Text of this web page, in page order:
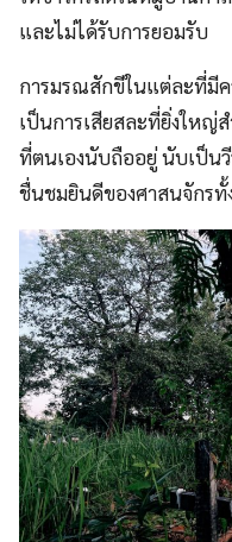
และไม่ได้รับการยอมรับ
การมรณสักขีในแต่ละที่มี
เป็นการเสียสละที่ยิ่งใหญ่
ที่ตนเองนับถืออยู่ นับเป็น
ชื่นชมยินดีของศาสนจักรทั้